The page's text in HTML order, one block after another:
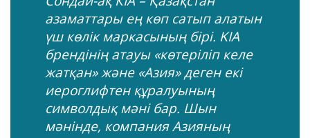
азаматтары ең көп сатып алатын
үш көлік маркасының бірі. KIA
брендінің атауы «көтеріліп келе
жатқан» және «Азия» деген екі
иероглифтен құралуының
символдық мәні бар. Шын
мәнінде, компания Азияның